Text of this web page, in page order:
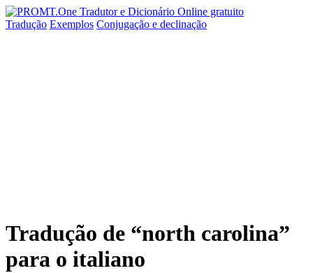
Tradução Exemplos Conjugação e declinação
Tradução de “north carolina”
para o italiano